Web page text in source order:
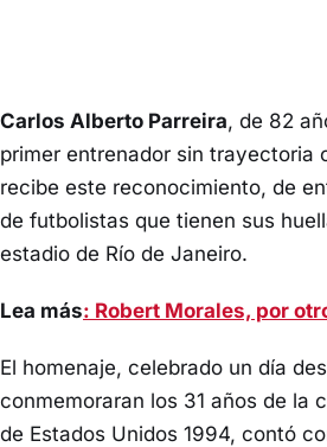
Carlos Alberto Parreira, de 82
primer entrenador sin trayectoria
recibe este reconocimiento, de
de futbolistas que tienen sus
estadio de Río de Janeiro.
Lea más: Robert Morales, por
El homenaje, celebrado un día
conmemoraran los 31 años de la
de Estados Unidos 1994, contó